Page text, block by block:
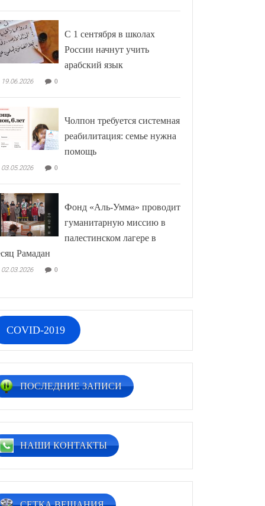
С 1 сентября в школах
России начнут учить
арабский язык
19.06.2026 0
Чолпон требуется системная
реабилитация: семье нужна
помощь
03.05.2026 0
Фонд «Аль-Умма» проводит
гуманитарную миссию в
палестинском лагере в
Рамадан
02.03.2026 0
COVID-2019
ПОСЛЕДНИЕ ЗАПИСИ
НАШИ КОНТАКТЫ